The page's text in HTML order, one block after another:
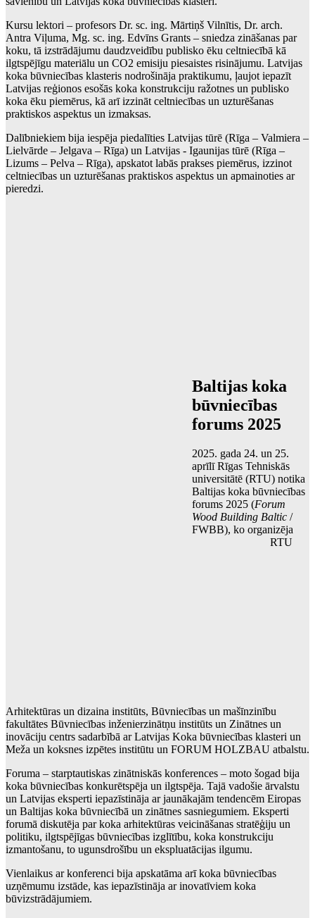
Kursu lektori – profesors Dr. sc. ing. Mārtiņš Vilnītis, Dr. arch.
Antra Viļuma, Mg. sc. ing. Edvīns Grants – sniedza zināšanas par
koku, tā izstrādājumu daudzveidību publisko ēku celtniecībā kā
ilgtspējīgu materiālu un CO2 emisiju piesaistes risinājumu. Latvijas
koka būvniecības klasteris nodrošināja praktikumu, ļaujot iepazīt
Latvijas reģionos esošās koka konstrukciju ražotnes un publisko
koka ēku piemērus, kā arī izzināt celtniecības un uzturēšanas
praktiskos aspektus un izmaksas.
Dalībniekiem bija iespēja piedalīties Latvijas tūrē (Rīga – Valmiera –
Lielvārde – Jelgava – Rīga) un Latvijas - Igaunijas tūrē (Rīga –
Lizums – Pelva – Rīga), apskatot labās prakses piemērus, izzinot
celtniecības un uzturēšanas praktiskos aspektus un apmainoties ar
pieredzi.
Baltijas koka
būvniecības
forums 2025
2025. gada 24. un 25.
aprīlī Rīgas Tehniskās
universitātē (RTU) notika
Baltijas koka būvniecības
forums 2025 (Forum
Wood Building Baltic /
FWBB), ko organizēja
RTU
Arhitektūras un dizaina institūts, Būvniecības un mašīnzinību
fakultātes Būvniecības inženierzinātņu institūts un Zinātnes un
inovāciju centrs sadarbībā ar Latvijas Koka būvniecības klasteri un
Meža un koksnes izpētes institūtu un FORUM HOLZBAU atbalstu.
Foruma – starptautiskas zinātniskās konferences – moto šogad bija
koka būvniecības konkurētspēja un ilgtspēja. Tajā vadošie ārvalstu
un Latvijas eksperti iepazīstināja ar jaunākajām tendencēm Eiropas
un Baltijas koka būvniecībā un zinātnes sasniegumiem. Eksperti
forumā diskutēja par koka arhitektūras veicināšanas stratēģiju un
politiku, ilgtspējīgas būvniecības izglītību, koka konstrukciju
izmantošanu, to ugunsdrošību un ekspluatācijas ilgumu.
Vienlaikus ar konferenci bija apskatāma arī koka būvniecības
uzņēmumu izstāde, kas iepazīstināja ar inovatīviem koka
būvizstrādājumiem.